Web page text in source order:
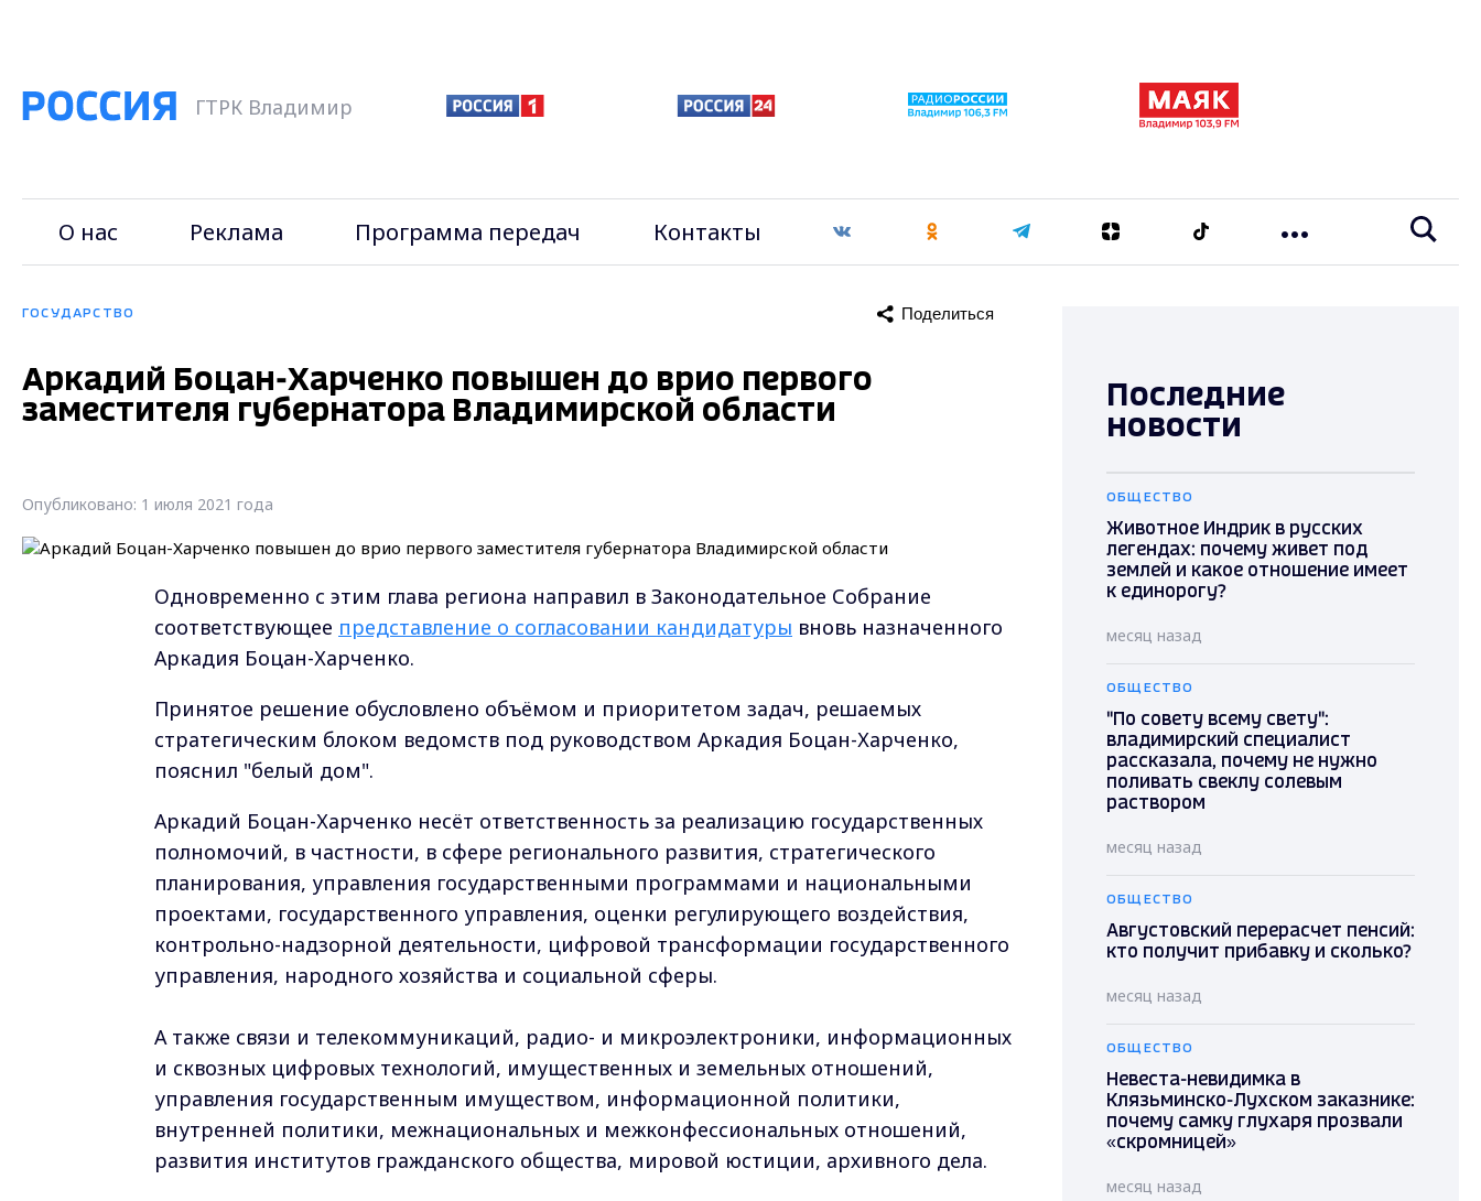
ГТРК Владимир
О нас Реклама Программа передач Контакты
ГОСУДАРСТВО Поделиться
Аркадий Боцан-Харченко повышен до врио первого
заместителя губернатора Владимирской области
Опубликовано: 1 июля 2021 года
Одновременно с этим глава региона направил в Законодательное Собрание
соответствующее представление о согласовании кандидатуры вновь назначенного
Аркадия Боцан-Харченко.
Принятое решение обусловлено объёмом и приоритетом задач, решаемых
стратегическим блоком ведомств под руководством Аркадия Боцан-Харченко,
пояснил "белый дом".
Аркадий Боцан-Харченко несёт ответственность за реализацию государственных
полномочий, в частности, в сфере регионального развития, стратегического
планирования, управления государственными программами и национальными
проектами, государственного управления, оценки регулирующего воздействия,
контрольно-надзорной деятельности, цифровой трансформации государственного
управления, народного хозяйства и социальной сферы.
А также связи и телекоммуникаций, радио- и микроэлектроники, информационных
и сквозных цифровых технологий, имущественных и земельных отношений,
управления государственным имуществом, информационной политики,
внутренней политики, межнациональных и межконфессиональных отношений,
развития институтов гражданского общества, мировой юстиции, архивного дела.
Последние
новости
ОБЩЕСТВО
Животное Индрик в русских
легендах: почему живет под
землей и какое отношение имеет
к единорогу?
месяц назад
ОБЩЕСТВО
"По совету всему свету":
владимирский специалист
рассказала, почему не нужно
поливать свеклу солевым
раствором
месяц назад
ОБЩЕСТВО
Августовский перерасчет пенсий:
кто получит прибавку и сколько?
месяц назад
ОБЩЕСТВО
Невеста-невидимка в
Клязьминско-Лухском заказнике:
почему самку глухаря прозвали
«скромницей»
месяц назад